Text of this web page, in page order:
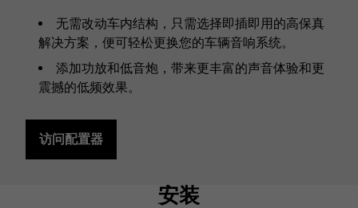
无需改动车内结构，只需选择即插即用的高保真
解决方案，便可轻松更换您的车辆音响系统。
添加功放和低音炮，带来更丰富的声音体验和更
震撼的低频效果。
访问配置器
安装